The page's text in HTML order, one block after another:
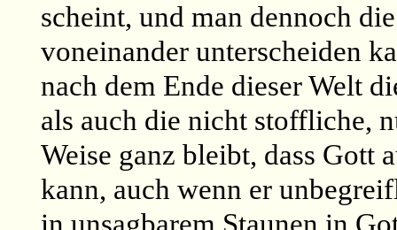
scheint, und man dennoch
voneinander unterscheiden
nach dem Ende dieser Welt
als auch die nicht stoffliche,
Weise ganz bleibt, dass Gott
kann, auch wenn er